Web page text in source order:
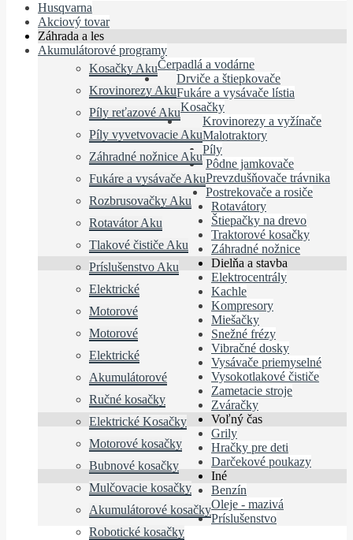
Husqvarna
Akciový tovar
Záhrada a les
Akumulátorové programy
Kosačky Aku
Krovinorezy Aku
Píly reťazové Aku
Píly vyvetvovacie Aku
Záhradné nožnice Aku
Fukáre a vysávače Aku
Rozbrusovačky Aku
Rotavátor Aku
Tlakové čističe Aku
Príslušenstvo Aku
Čerpadlá a vodárne
Drviče a štiepkovače
Elektrické
Motorové
Fukáre a vysávače lístia
Motorové
Elektrické
Akumulátorové
Kosačky
Ručné kosačky
Elektrické Kosačky
Motorové kosačky
Bubnové kosačky
Mulčovacie kosačky
Akumulátorové kosačky
Robotické kosačky
Krovinorezy a vyžínače
Malotraktory
Píly
Pôdne jamkovače
Prevzdušňovače trávnika
Postrekovače a rosiče
Rotavátory
Štiepačky na drevo
Traktorové kosačky
Záhradné nožnice
Dielňa a stavba
Elektrocentrály
Kachle
Kompresory
Miešačky
Snežné frézy
Vibračné dosky
Vysávače priemyselné
Vysokotlakové čističe
Zametacie stroje
Zváračky
Voľný čas
Grily
Hračky pre deti
Darčekové poukazy
Iné
Benzín
Oleje - mazivá
Príslušenstvo